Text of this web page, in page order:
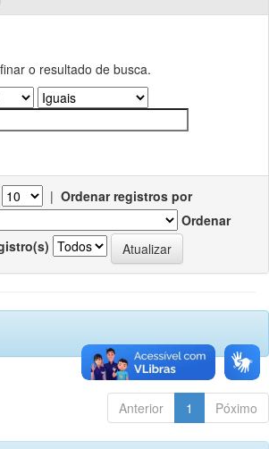
o resultado de busca.
| Ordenar registros por
Ordenar
Anterior 1 Póximo